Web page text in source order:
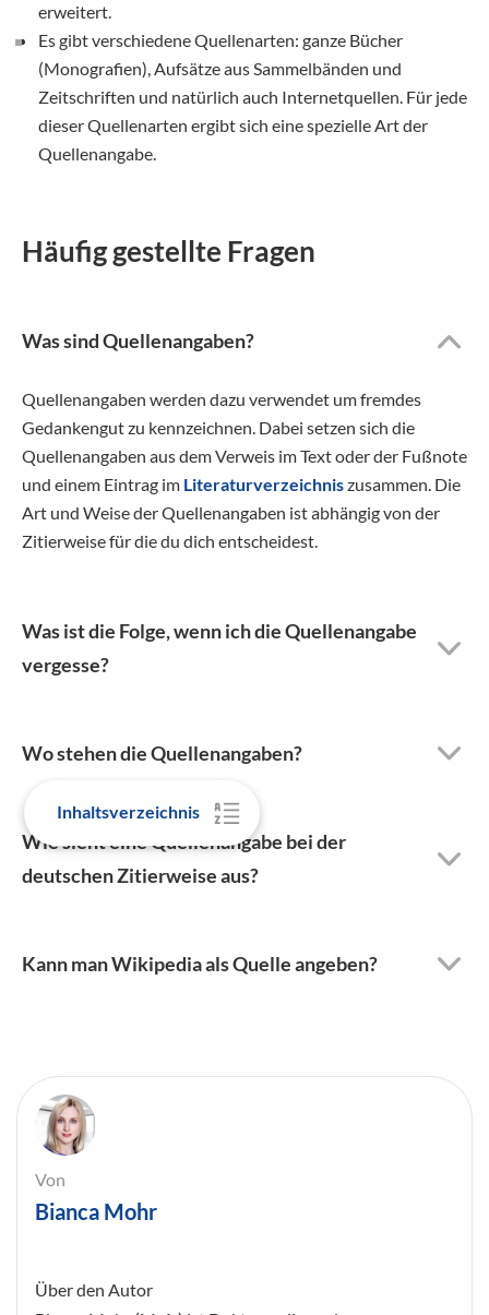
Inhaltsverzeichnis
erweitert.
Es gibt verschiedene Quellenarten: ganze Bücher
(Monografien), Aufsätze aus Sammelbänden und
Zeitschriften und natürlich auch Internetquellen. Für jede
dieser Quellenarten ergibt sich eine spezielle Art der
Quellenangabe.
Häufig gestellte Fragen
Was sind Quellenangaben?
Quellenangaben werden dazu verwendet um fremdes
Gedankengut zu kennzeichnen. Dabei setzen sich die
Quellenangaben aus dem Verweis im Text oder der Fußnote
und einem Eintrag im Literaturverzeichniszusammen. Die
Art und Weise der Quellenangaben ist abhängig von der
Zitierweise für die du dich entscheidest.
Was ist die Folge, wenn ich die Quellenangabe
vergesse?
Wo stehen die Quellenangaben?
Wie sieht eine Quellenangabe bei der
deutschen Zitierweise aus?
Kann man Wikipedia als Quelle angeben?
Von
Bianca Mohr
Über den Autor